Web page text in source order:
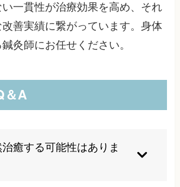
一貫性が治療効果を高め、それ
善実績に繋がっています。身体
灸師にお任せください。
＆A
癒する可能性はありま